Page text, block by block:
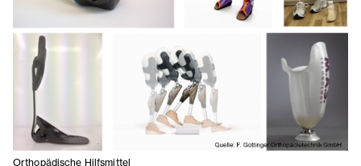
Orthopädische Hilfsmittel